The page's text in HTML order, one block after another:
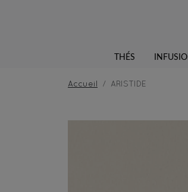
THÉS
Accueil ARISTIDE